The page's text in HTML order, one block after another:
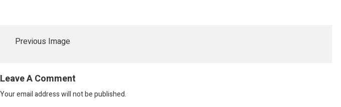
Previous Image
Leave A Comment
Your email address will not be published.